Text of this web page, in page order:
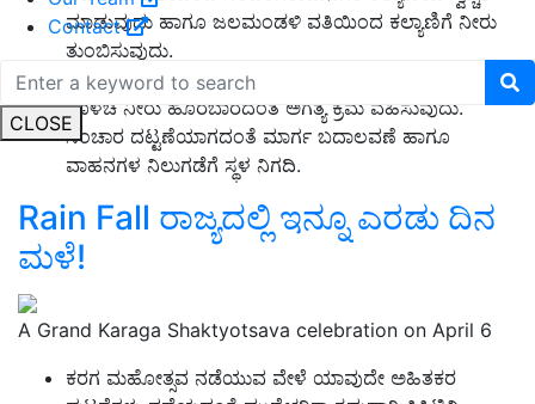
Contact
CLOSE
ಮಾಡುವುದು ಹಾಗೂ ಜಲಮಂಡಳಿ ವತಿಯಿಂದ ಕಲ್ಯಾಣಿಗೆ ನೀರು
ತುಂಬಿಸುವುದು.
ಜಲಮಂಡಳಿ ವತಿಯಿಂದ ಒಳಚರಂಡಿಗಳನ್ನು ಸ್ವಚ್ಛಗೊಳಿಸಿ, ಎಲ್ಲೂ
ಕೊಳಚೆ ನೀರು ಹೊರಬಾರದಂತೆ ಅಗತ್ಯ ಕ್ರಮ ವಹಿಸುವುದು.
ಸಂಚಾರ ದಟ್ಟಣೆಯಾಗದಂತೆ ಮಾರ್ಗ ಬದಾಲವಣೆ ಹಾಗೂ
ವಾಹನಗಳ ನಿಲುಗಡೆಗೆ ಸ್ಥಳ ನಿಗದಿ.
Rain Fall ರಾಜ್ಯದಲ್ಲಿ ಇನ್ನೂ ಎರಡು ದಿನ
ಮಳೆ!
A Grand Karaga Shaktyotsava celebration on April 6
ಕರಗ ಮಹೋತ್ಸವ ನಡೆಯುವ ವೇಳೆ ಯಾವುದೇ ಅಹಿತಕರ